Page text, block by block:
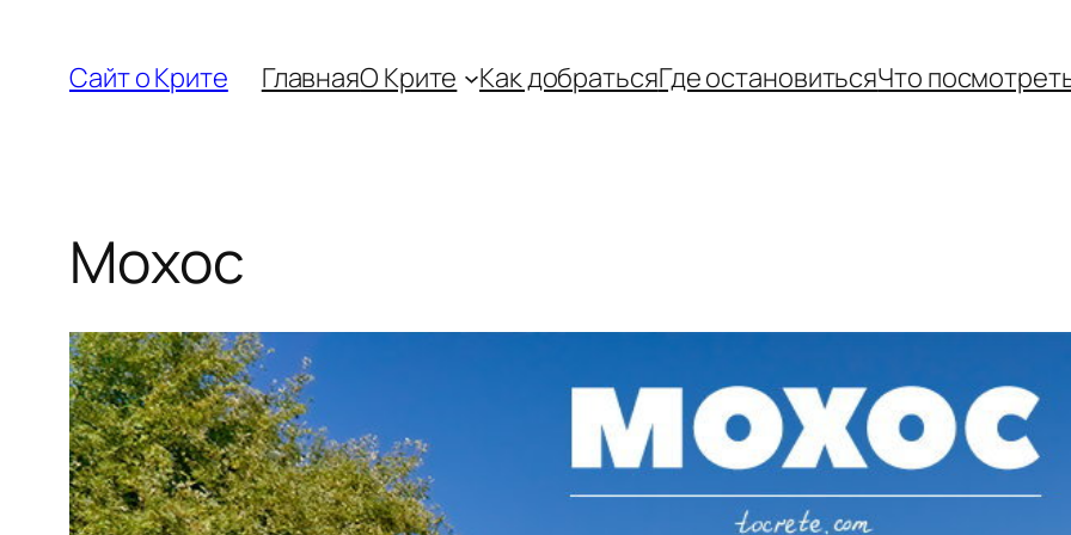
содержимому
Сайт о Крите ГлавнаяО Крите Как добратьсяГде остановитьсяЧто
Мохос